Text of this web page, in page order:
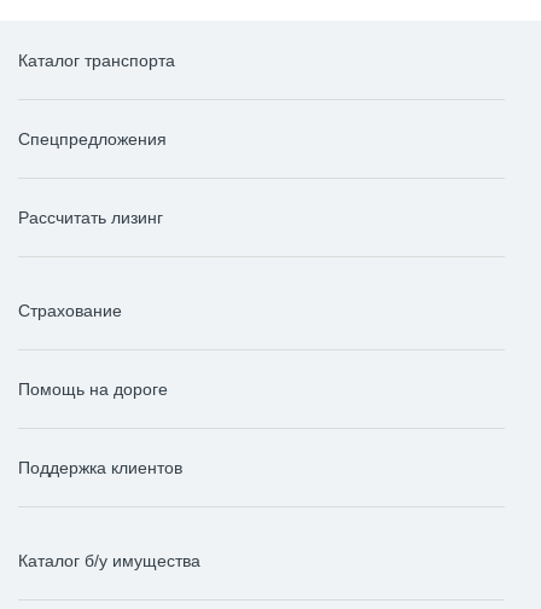
Каталог транспорта
Спецпредложения
Рассчитать лизинг
Страхование
Помощь на дороге
Поддержка клиентов
Каталог б/у имущества